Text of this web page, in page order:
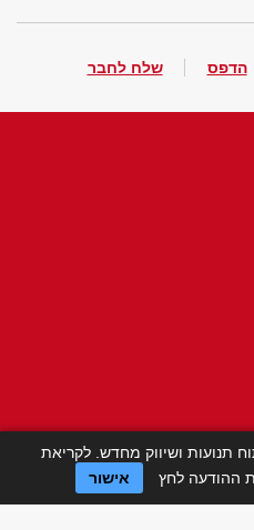
הדפס שלח לחבר
Click a
תנועות ושיווק מחדש. לקריאת
ההודעה לחץ אישור